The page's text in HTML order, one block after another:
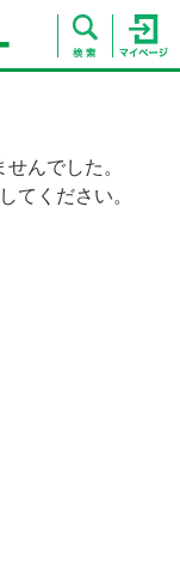
んでした。
てください。